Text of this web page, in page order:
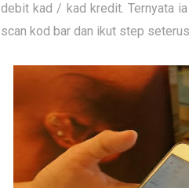
debit kad / kad kredit. Ternyata
scan kod bar dan ikut step